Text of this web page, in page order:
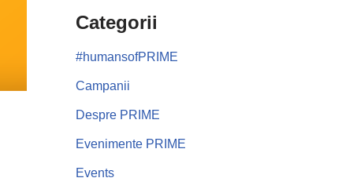
Categorii
#humansofPRIME
Campanii
Despre PRIME
Evenimente PRIME
Events